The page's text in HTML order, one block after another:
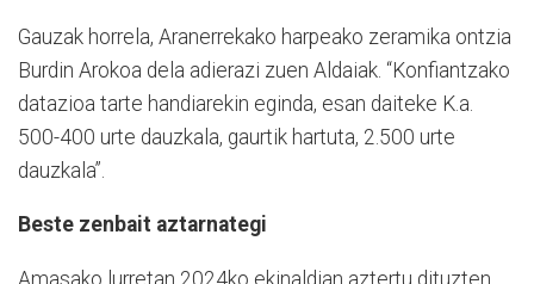
Gauzak horrela, Aranerrekako harpeako zeramika ontzia
Burdin Arokoa dela adierazi zuen Aldaiak. “Konfiantzako
datazioa tarte handiarekin eginda, esan daiteke K.a.
500-400 urte dauzkala, gaurtik hartuta, 2.500 urte
dauzkala”.
Beste zenbait aztarnategi
Amasako lurretan 2024ko ekinaldian aztertu dituzten